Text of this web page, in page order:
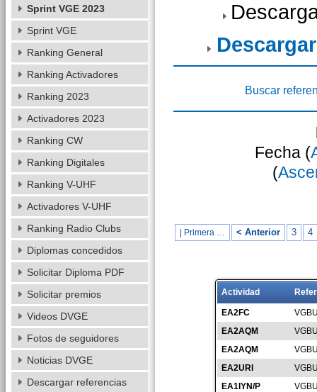
Buscar
Fecha (
(
| Primera … < Anterior 3 4
Actividad
EA2FC
EA2AQM
EA2AQM
EA2URI
EA1IYN/P
Sprint VGE 2023
Sprint VGE
Ranking General
Ranking Activadores
Ranking 2023
Activadores 2023
Ranking CW
Ranking Digitales
Ranking V-UHF
Activadores V-UHF
Ranking Radio Clubs
Diplomas concedidos
Solicitar Diploma PDF
Solicitar premios
Videos DVGE
Fotos de seguidores
Noticias DVGE
Descargar referencias